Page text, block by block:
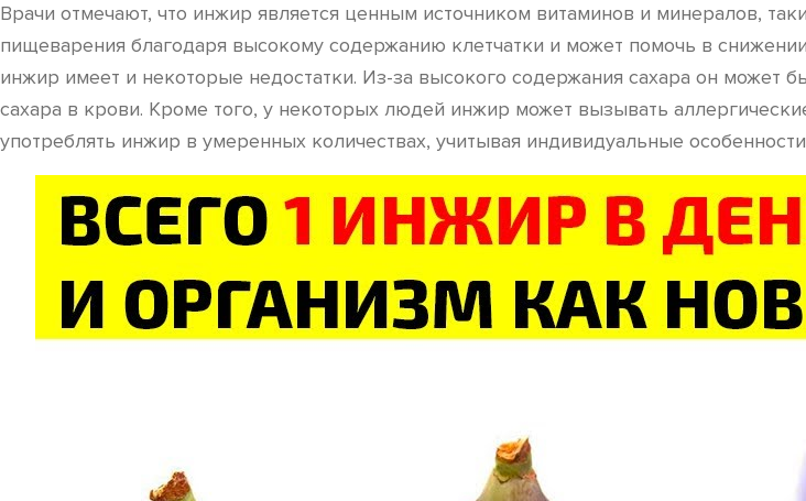
Врачи отмечают, что инжир является ценным источником витаминов и минералов,
пищеварения благодаря высокому содержанию клетчатки и может помочь в
инжир имеет и некоторые недостатки. Из-за высокого содержания сахара он может
сахара в крови. Кроме того, у некоторых людей инжир может вызывать
употреблять инжир в умеренных количествах, учитывая индивидуальные